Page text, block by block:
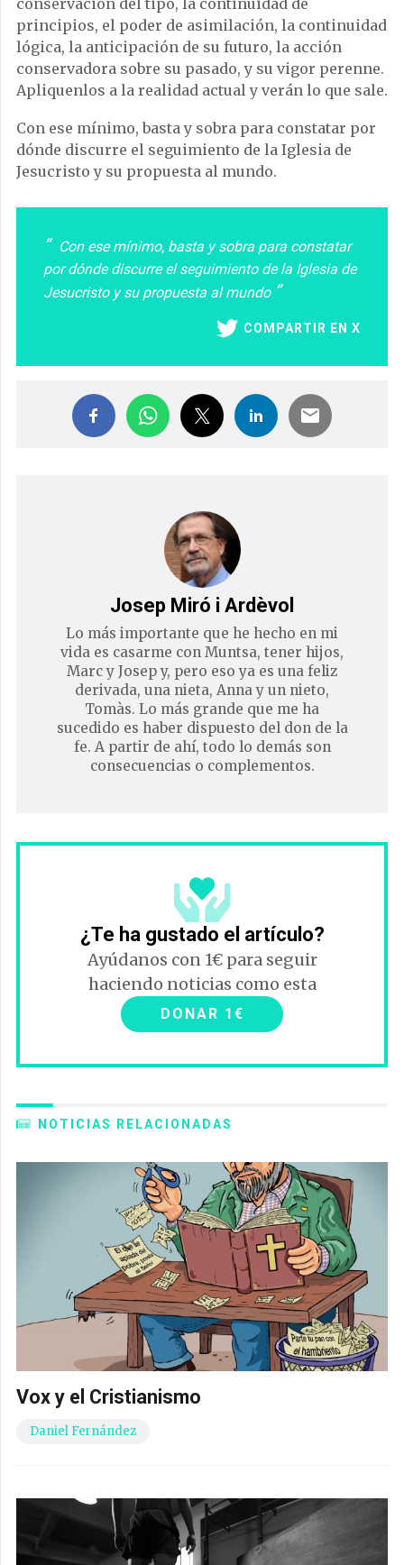
conservación del tipo, la continuidad de
principios, el poder de asimilación, la continuidad
lógica, la anticipación de su futuro, la acción
conservadora sobre su pasado, y su vigor perenne.
Apliquenlos a la realidad actual y verán lo que sale.
Con ese mínimo, basta y sobra para constatar por
dónde discurre el seguimiento de la Iglesia de
Jesucristo y su propuesta al mundo.
Con ese mínimo, basta y sobra para constatar
por dónde discurre el seguimiento de la Iglesia de
Jesucristo y su propuesta al mundo
COMPARTIR EN X
Josep Miró i Ardèvol
Lo más importante que he hecho en mi
vida es casarme con Muntsa, tener hijos,
Marc y Josep y, pero eso ya es una feliz
derivada, una nieta, Anna y un nieto,
Tomàs. Lo más grande que me ha
sucedido es haber dispuesto del don de la
fe. A partir de ahí, todo lo demás son
consecuencias o complementos.
¿Te ha gustado el artículo?
Ayúdanos con 1€ para seguir
haciendo noticias como esta
DONAR 1€
NOTICIAS RELACIONADAS
Vox y el Cristianismo
Daniel Fernández